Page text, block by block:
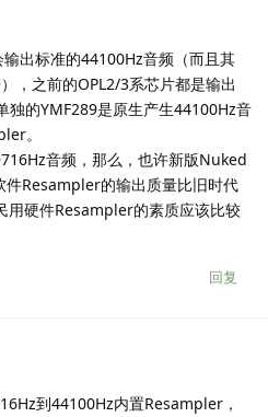
出标准的44100Hz音频（而且其
，之前的OPL2/3系芯片都是输出
独的YMF289是原生产生44100Hz音
。
音频，那么，也许新版Nuked
件Resampler的输出质量比旧时代
用硬件Resampler的素质应该比较
回复
到44100Hz内置Resampler，